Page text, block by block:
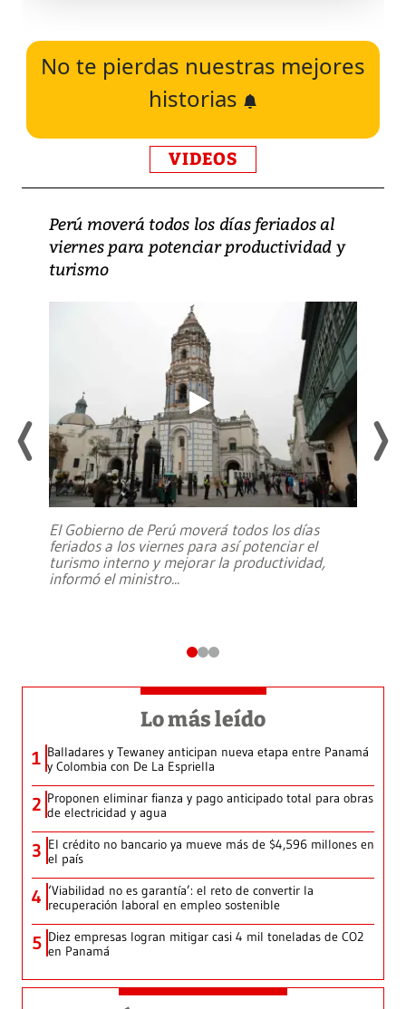
No te pierdas nuestras mejores
historias
VIDEOS
Perú moverá todos los días feriados al
viernes para potenciar productividad y
turismo
El Gobierno de Perú moverá todos los días
feriados a los viernes para así potenciar el
turismo interno y mejorar la productividad,
informó el ministro...
Lo más leído
1 Balladares y Tewaney anticipan nueva etapa entre Panamá
y Colombia con De La Espriella
2 Proponen eliminar fianza y pago anticipado total para obras
de electricidad y agua
3 El crédito no bancario ya mueve más de $4,596 millones en
el país
4 ‘Viabilidad no es garantía’: el reto de convertir la
recuperación laboral en empleo sostenible
5 Diez empresas logran mitigar casi 4 mil toneladas de CO2
en Panamá